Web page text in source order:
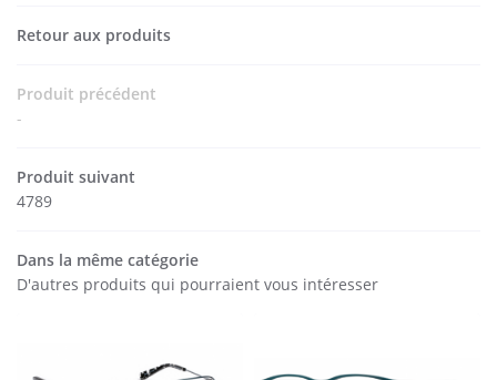
ACCUEIL
SERVICES
AVIS
ACTUALITÉS
Retour aux produits
Produit précédent
-
Produit suivant
4789
Dans la même catégorie
D'autres produits qui pourraient vous intéresser